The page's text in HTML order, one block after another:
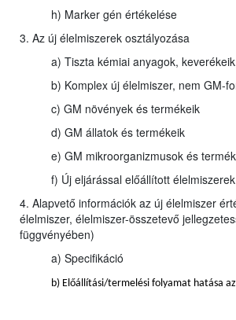
h) Marker gén értékelése
3. Az új élelmiszerek osztályozása
a) Tiszta kémiai anyagok,
b) Komplex új élelmiszer, nem GM-
c) GM növények és termékeik
d) GM állatok és termékeik
e) GM mikroorganizmusok és
f) Új eljárással előállított élelmiszerek
4. Alapvető információk az új élelmiszer
élelmiszer, élelmiszer-összetevő
függvényében)
a) Specifikáció
b) Előállítási/termelési folyamat hatása